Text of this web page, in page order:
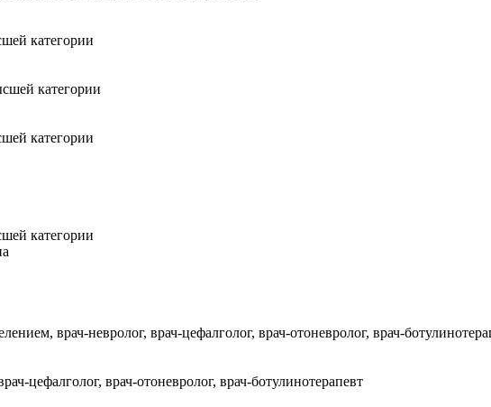
категории
категории
категории
категории
врач-невролог, врач-цефалголог, врач-отоневролог, врач-
цефалголог, врач-отоневролог, врач-ботулинотерапевт